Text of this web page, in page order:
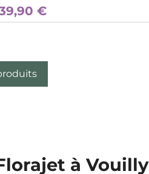
€
à Vouilly